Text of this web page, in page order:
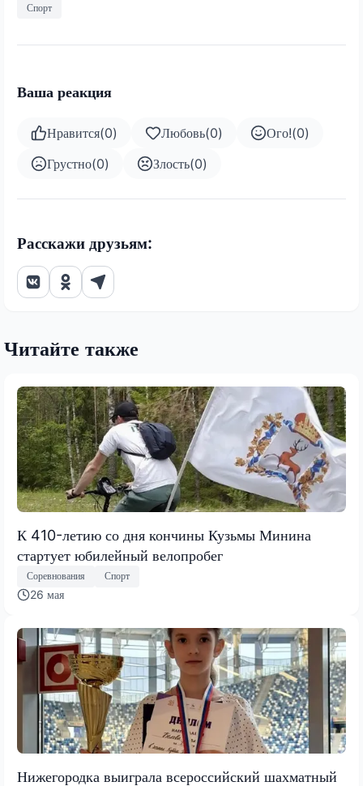
Спорт
Ваша реакция
Нравится(0) Любовь(0) Ого!(0)
Грустно(0) Злость(0)
Расскажи друзьям:
Читайте также
К 410-летию со дня кончины Кузьмы Минина
стартует юбилейный велопробег
Соревнования Спорт
26 мая
Нижегородка выиграла всероссийский шахматный